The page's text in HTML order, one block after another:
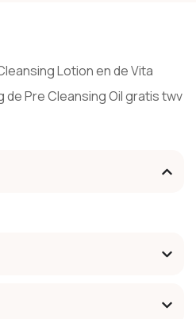
Lotion en de Vita
Pre Cleansing Oil gratis twv